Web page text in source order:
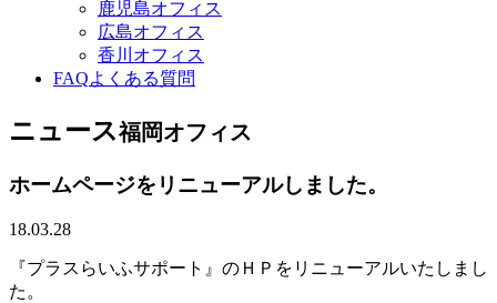
鹿児島オフィス
広島オフィス
香川オフィス
FAQよくある質問
ニュース福岡オフィス
ホームページをリニューアルしました。
18.03.28
『プラスらいふサポート』のＨＰをリニューアルいたしまし
た。